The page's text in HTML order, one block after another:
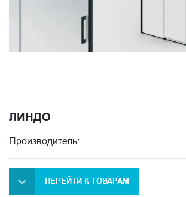
ЛИНДО
Производитель:
ПЕРЕЙТИ К ТОВАРАМ